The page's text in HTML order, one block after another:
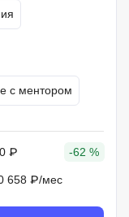
с ментором
₽ -62 %
658 ₽/мес